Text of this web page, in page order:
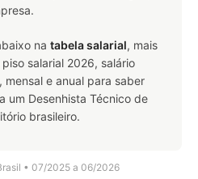
na tabela salarial, mais
salarial 2026, salário
mensal e anual para saber
um Desenhista Técnico de
brasileiro.
• 07/2025 a 06/2026